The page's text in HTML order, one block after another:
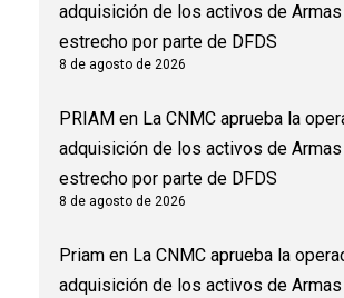
adquisición de los activos de Armas
estrecho por parte de DFDS
8 de agosto de 2026
PRIAM en La CNMC aprueba la
adquisición de los activos de Armas
estrecho por parte de DFDS
8 de agosto de 2026
Priam en La CNMC aprueba la
adquisición de los activos de Armas